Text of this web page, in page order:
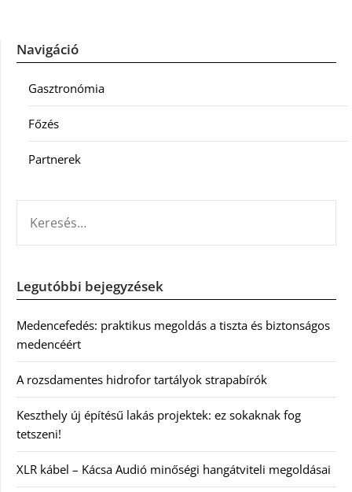
Navigáció
Gasztronómia
Főzés
Partnerek
Legutóbbi bejegyzések
Medencefedés: praktikus megoldás a tiszta és biztonságos
medencéért
A rozsdamentes hidrofor tartályok strapabírók
Keszthely új építésű lakás projektek: ez sokaknak fog
tetszeni!
XLR kábel – Kácsa Audió minőségi hangátviteli megoldásai